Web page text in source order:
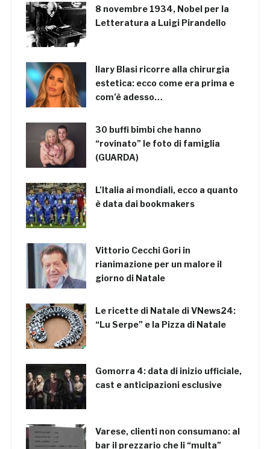
8 novembre 1934, Nobel per la
Letteratura a Luigi Pirandello
Ilary Blasi ricorre alla chirurgia
estetica: ecco come era prima e
com’è adesso…
30 buffi bimbi che hanno
“rovinato” le foto di famiglia
(GUARDA)
L’Italia ai mondiali, ecco a quanto
è data dai bookmakers
Vittorio Cecchi Gori in
rianimazione per un malore il
giorno di Natale
Le ricette di Natale di VNews24:
“Lu Serpe” e la Pizza di Natale
Gomorra 4: data di inizio ufficiale,
cast e anticipazioni esclusive
Varese, clienti non consumano: al
bar il prezzario che li “multa”